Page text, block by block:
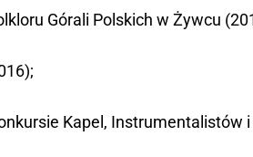
Górali Polskich w Żywcu
Kapel, Instrumentalistów